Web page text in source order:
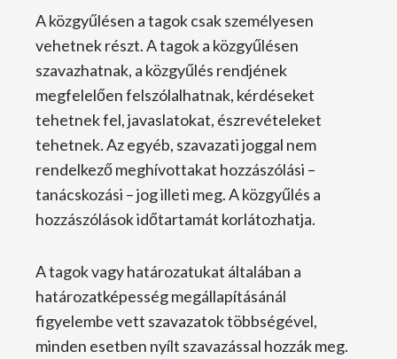
A közgyűlésen a tagok csak személyesen
vehetnek részt. A tagok a közgyűlésen
szavazhatnak, a közgyűlés rendjének
megfelelően felszólalhatnak, kérdéseket
tehetnek fel, javaslatokat, észrevételeket
tehetnek. Az egyéb, szavazati joggal nem
rendelkező meghívottakat hozzászólási –
tanácskozási – jog illeti meg. A közgyűlés a
hozzászólások időtartamát korlátozhatja.
A tagok vagy határozatukat általában a
határozatképesség megállapításánál
figyelembe vett szavazatok többségével,
minden esetben nyílt szavazással hozzák meg.